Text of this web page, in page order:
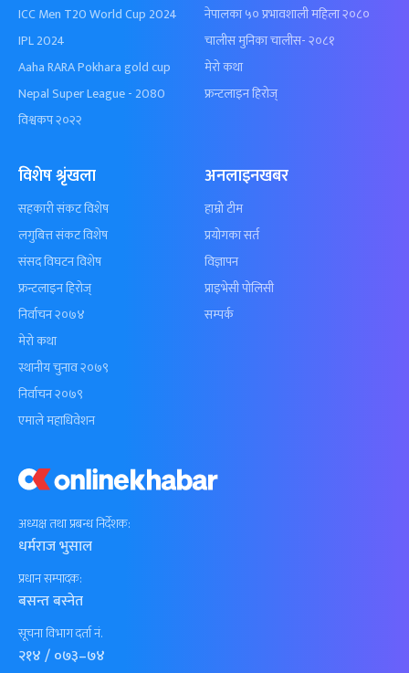
अध्यक्ष तथा प्रबन्ध निर्देशक:
धर्मराज भुसाल
प्रधान सम्पादक:
बसन्त बस्नेत
सूचना विभाग दर्ता नं.
२१४ / ०७३–७४
ICC Men T20 World Cup 2024
IPL 2024
Aaha RARA Pokhara gold cup
Nepal Super League - 2080
विश्वकप २०२२
नेपालका ५० प्रभावशाली महिला २०८०
चालीस मुनिका चालीस- २०८१
मेरो कथा
फ्रन्टलाइन हिरोज्
विशेष श्रृंखला
सहकारी संकट विशेष
लगुबित्त संकट विशेष
संसद विघटन विशेष
फ्रन्टलाइन हिरोज्
निर्वाचन २०७४
मेरो कथा
स्थानीय चुनाव २०७९
निर्वाचन २०७९
एमाले महाधिवेशन
अनलाइनखबर
हाम्रो टीम
प्रयोगका सर्त
विज्ञापन
प्राइभेसी पोलिसी
सम्पर्क